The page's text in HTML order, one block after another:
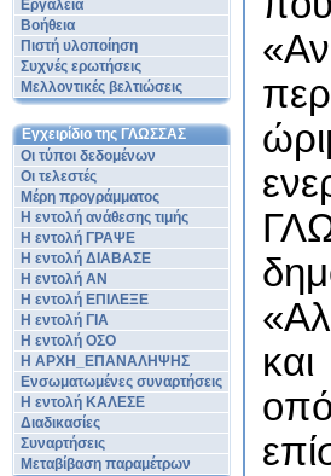
Εργαλεία
Βοήθεια
Πιστή υλοποίηση
Συχνές ερωτήσεις
Μελλοντικές βελτιώσεις
Εγχειρίδιο της ΓΛΩΣΣΑΣ
Οι τύποι δεδομένων
Οι τελεστές
Μέρη προγράμματος
Η εντολή ανάθεσης τιμής
Η εντολή ΓΡΑΨΕ
Η εντολή ΔΙΑΒΑΣΕ
Η εντολή ΑΝ
Η εντολή ΕΠΙΛΕΞΕ
Η εντολή ΓΙΑ
Η εντολή ΟΣΟ
Η ΑΡΧΗ_ΕΠΑΝΑΛΗΨΗΣ
Ενσωματωμένες συναρτήσεις
Η εντολή ΚΑΛΕΣΕ
Διαδικασίες
Συναρτήσεις
Μεταβίβαση παραμέτρων
και